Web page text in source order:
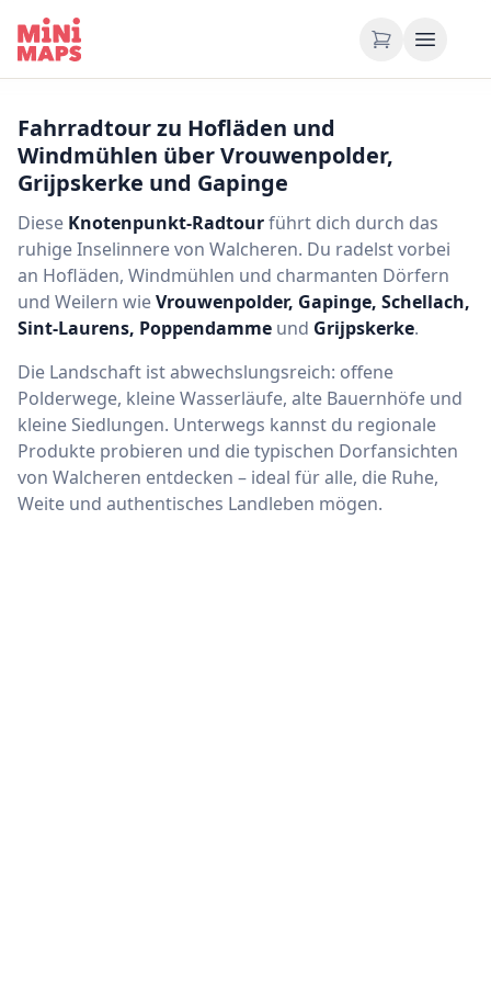
Zum Inhalt springen
Fahrradtour zu Hofläden und
Windmühlen über Vrouwenpolder,
Grijpskerke und Gapinge
Diese Knotenpunkt-Radtourführt dich durch das
ruhige Inselinnere von Walcheren. Du radelst vorbei
an Hofläden, Windmühlen und charmanten Dörfern
und Weilern wieVrouwenpolder, Gapinge, Schellach,
Sint-Laurens, Poppendamme und Grijpskerke.
Die Landschaft ist abwechslungsreich: offene
Polderwege, kleine Wasserläufe, alte Bauernhöfe und
kleine Siedlungen. Unterwegs kannst du regionale
Produkte probieren und die typischen Dorfansichten
von Walcheren entdecken – ideal für alle, die Ruhe,
Weite und authentisches Landleben mögen.